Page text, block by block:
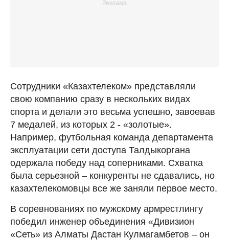
Сотрудники «Казахтелеком» представляли
свою компанию сразу в нескольких видах
спорта и делали это весьма успешно, завоевав
7 медалей, из которых 2 - «золотые».
Например, футбольная команда департамента
эксплуатации сети доступа Талдыкоргана
одержала победу над соперниками. Схватка
была серьезной – конкуренты не сдавались, но
казахтелекомовцы все же заняли первое место.
В соревнованиях по мужскому армрестлингу
победил инженер объединения «Дивизион
«Сеть» из Алматы Дастан Кулмагамбетов – он